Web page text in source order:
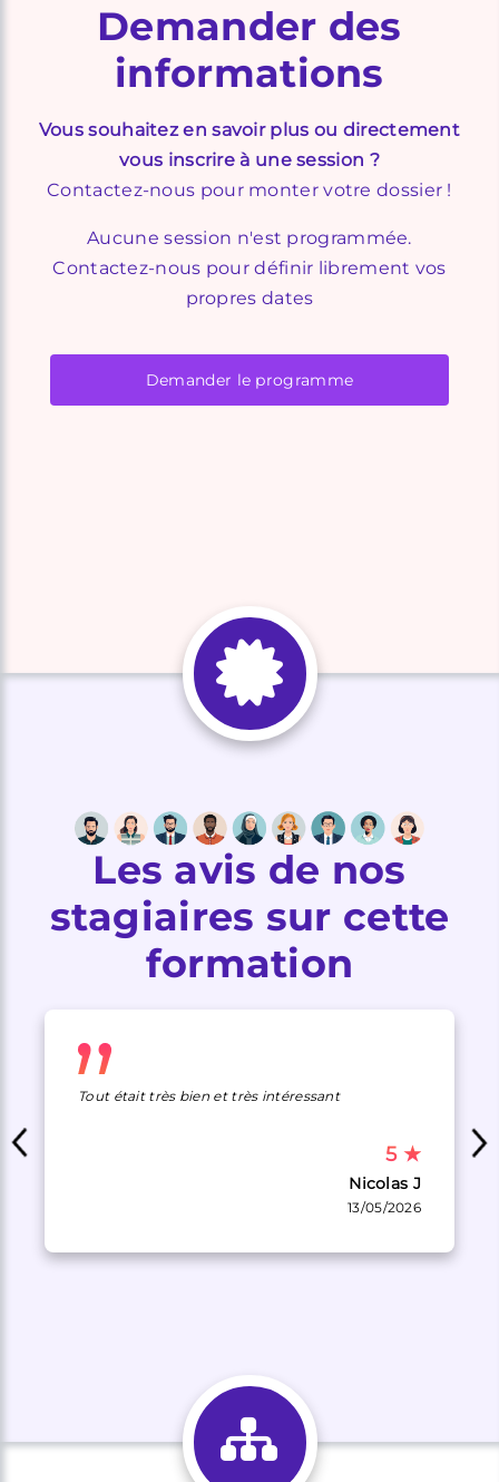
Demander des
informations
Vous souhaitez en savoir plus ou directement
vous inscrire à une session ?
Contactez-nous pour monter votre dossier !
Aucune session n'est programmée.
Contactez-nous pour définir librement vos
propres dates
Demander le programme
Les avis de nos
stagiaires sur cette
formation
Tout était très bien et très intéressant
5 ★
Nicolas J
13/05/2026